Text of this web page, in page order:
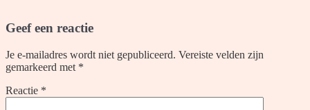
Geef een reactie
Je e-mailadres wordt niet gepubliceerd. Vereiste velden zijn
gemarkeerd met *
Reactie *